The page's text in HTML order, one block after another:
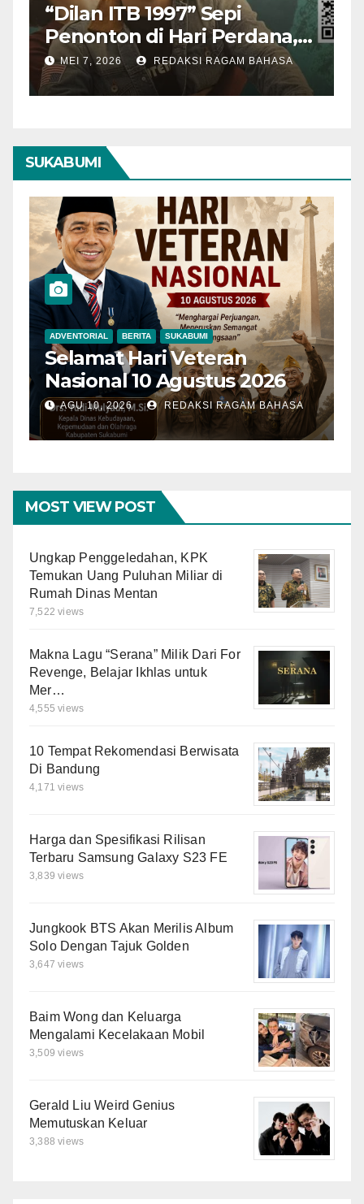
“Dilan ITB 1997” Sepi
Penonton di Hari Perdana,
Pengamat Nilai Cerita
Kurang Kuat
MEI 7, 2026 REDAKSI RAGAM BAHASA
SUKABUMI
ADVENTORIAL BERITA SUKABUMI
Selamat Hari Veteran
Nasional 10 Agustus 2026
AGU 10, 2026 REDAKSI RAGAM BAHASA
MOST VIEW POST
Ungkap Penggeledahan, KPK
Temukan Uang Puluhan Miliar di
Rumah Dinas Mentan
7,522 views
Makna Lagu “Serana” Milik Dari For
Revenge, Belajar Ikhlas untuk
Mer…
4,555 views
10 Tempat Rekomendasi Berwisata
Di Bandung
4,171 views
Harga dan Spesifikasi Rilisan
Terbaru Samsung Galaxy S23 FE
3,839 views
Jungkook BTS Akan Merilis Album
Solo Dengan Tajuk Golden
3,647 views
Baim Wong dan Keluarga
Mengalami Kecelakaan Mobil
3,509 views
Gerald Liu Weird Genius
Memutuskan Keluar
3,388 views